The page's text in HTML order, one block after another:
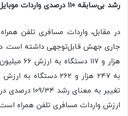
رشد بی‌سابقه ۱۱۰ درصدی واردات موبایل به شکل مسافری
در مقابل، واردات مسافری تلفن
هزار و ۱۱۷
ارزش واردات مسافری تلفن همراه